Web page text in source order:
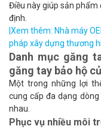
Điều này giúp sản
định.
|Xem thêm: Nhà máy
pháp xây dựng thương
Danh mục găng
găng tay bảo hộ
Một trong những lợi
cung cấp đa dạng
nhau.
Phục vụ nhiều môi